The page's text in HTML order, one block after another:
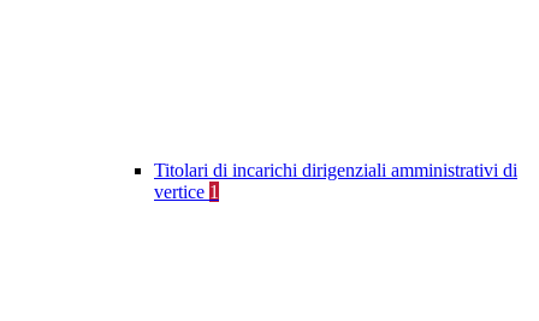
Titolari di incarichi dirigenziali amministrativi di
vertice 1